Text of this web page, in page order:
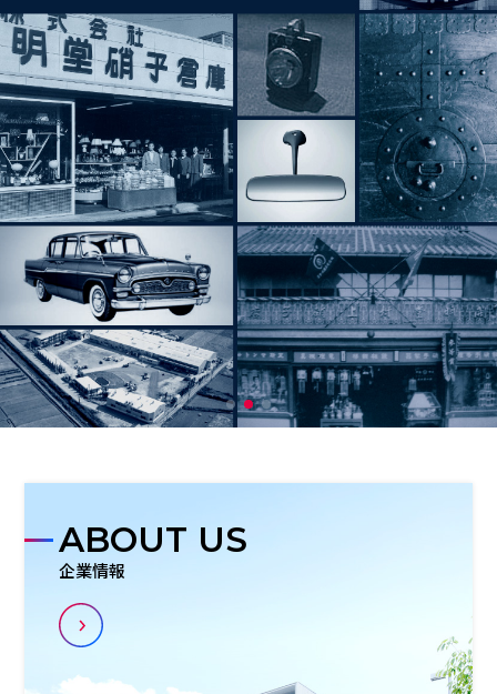
ABOUT US
企業情報